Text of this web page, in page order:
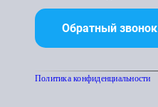
Обратный звонок
Политика конфиденциальности